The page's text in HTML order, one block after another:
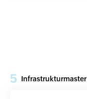
5 Infrastrukturmaster